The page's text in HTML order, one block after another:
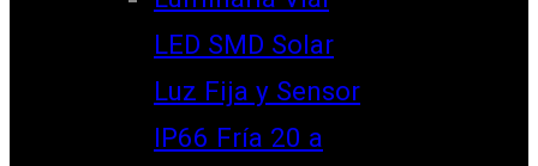
LED SMD Solar
Luz Fija y Sensor
IP66 Fría 20 a